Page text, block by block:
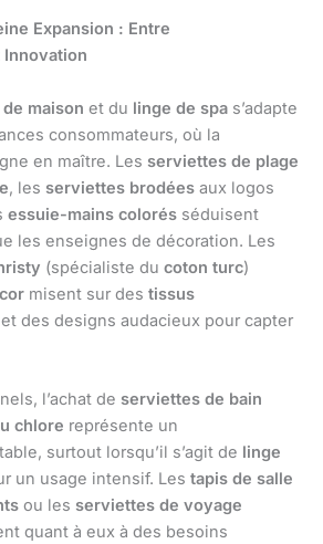
Expansion : Entre
Innovation
maison et du linge de spa s’adapte
consommateurs, où la
en maître. Les serviettes de plage
, les serviettes brodées aux logos
essuie-mains colorés séduisent
les enseignes de décoration. Les
(spécialiste du coton turc)
misent sur des tissus
et des designs audacieux pour capter
l’achat de serviettes de bain
chlore représente un
surtout lorsqu’il s’agit de linge
un usage intensif. Les tapis de salle
ou les serviettes de voyage
quant à eux à des besoins